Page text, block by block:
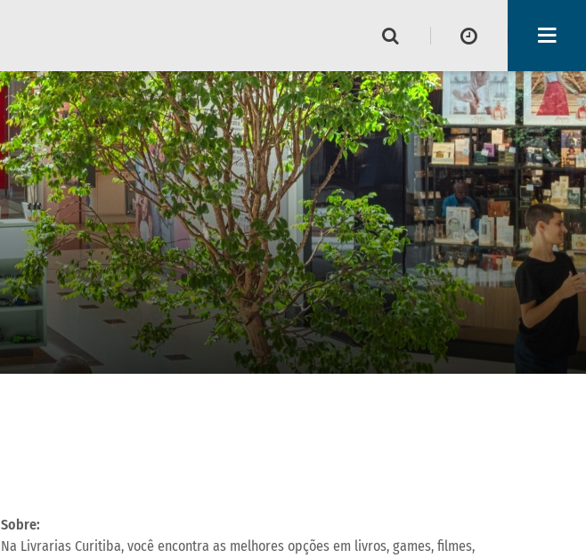
Horário de funcionamento
Lojas
Alimentação e Lazer
Sobre:
Na Livrarias Curitiba, você encontra as melhores opções em livros, games, filmes,